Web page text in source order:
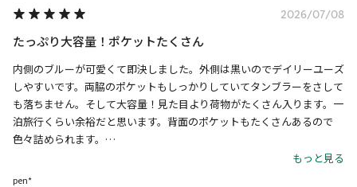
2026/07/08
たっぷり大容量！ポケットたくさん
内側のブルーが可愛くて即決しました。外側は黒いのでデイリーユーズ
しやすいです。両脇のポケットもしっかりしていてタンブラーをさして
も落ちません。そして大容量！見た目より荷物がたくさん入ります。一
泊旅行くらい余裕だと思います。背面のポケットもたくさんあるので
色々詰められます。
脇のベルトにCONVERSE TOKYO ポーチ スター シルバーをつけると可
愛さ倍増するのでオススメです。
もっと見る
pen*